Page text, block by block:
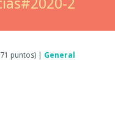
2
71 puntos) General